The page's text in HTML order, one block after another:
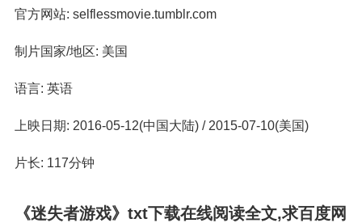
官方网站: selflessmovie.tumblr.com
制片国家/地区: 美国
语言: 英语
上映日期: 2016-05-12(中国大陆) / 2015-07-10(美国)
片长: 117分钟
《迷失者游戏》txt下载在线阅读全文,求百度网